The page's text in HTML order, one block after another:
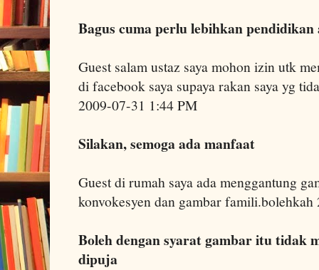
Bagus cuma perlu lebihkan pendidikan
Guest salam ustaz saya mohon izin utk
di facebook saya supaya rakan saya yg
2009-07-31 1:44 PM
Silakan, semoga ada manfaat
Guest di rumah saya ada menggantung
konvokesyen dan gambar
Boleh dengan syarat gambar itu tidak
dipuja